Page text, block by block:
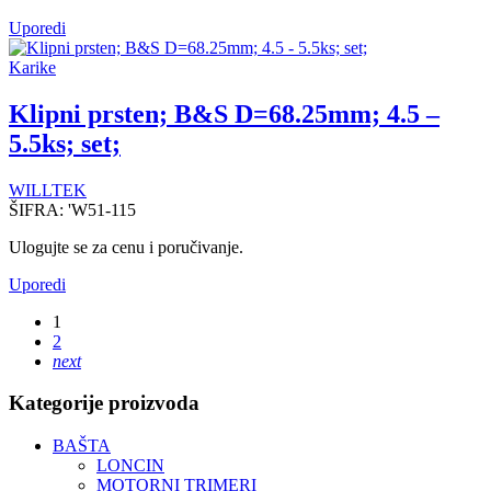
Uporedi
Karike
Klipni prsten; B&S D=68.25mm; 4.5 –
5.5ks; set;
WILLTEK
ŠIFRA: 'W51-115
Ulogujte se za cenu i poručivanje.
Uporedi
1
2
next
Kategorije proizvoda
BAŠTA
LONCIN
MOTORNI TRIMERI